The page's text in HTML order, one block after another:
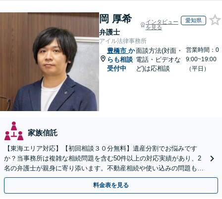
岡 厚希
弁護士
インタビュー
を見る
愛知県
アイル法律事務所
豊橋市 か
らも相談
受付中
面談方法(対面・
電話・ビデオな
ど)は応相談
営業時間：0
9:00~19:00
（平日）
家族信託
【東海エリア対応】【初回相談３０分無料】遺産分割でお悩みです
か？当事務所は複雑な相続問題を含む50件以上の対応実績があり、2
名の弁護士が親身に寄り添います。不動産相続や使い込みの問題も分
かりやすく解説。WEB相談可能。LINE予約受付中
料金表を見る